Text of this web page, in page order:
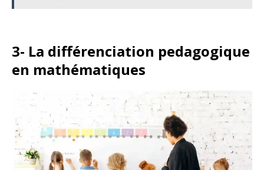
3- La différenciation pedagogique
en mathématiques